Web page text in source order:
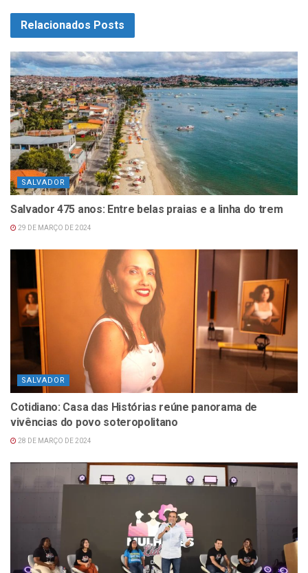
Relacionados Posts
SALVADOR
Salvador 475 anos: Entre belas praias e a linha do trem
29 DE MARÇO DE 2024
SALVADOR
Cotidiano: Casa das Histórias reúne panorama de
vivências do povo soteropolitano
28 DE MARÇO DE 2024